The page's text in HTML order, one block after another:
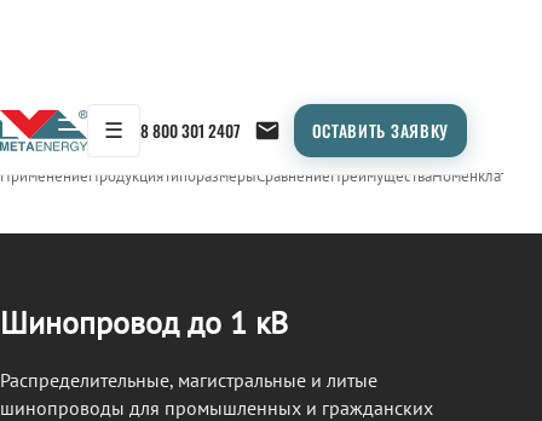
☰ 8 800 301 2407 ОСТАВИТЬ ЗАЯВКУ
← Продукция/ШИНОПРОВОД
ПрименениеПродукцияТипоразмерыСравнениеПреимуществаНоменклатура
Шинопровод до 1 кВ
Распределительные, магистральные и литые
шинопроводы для промышленных и гражданских